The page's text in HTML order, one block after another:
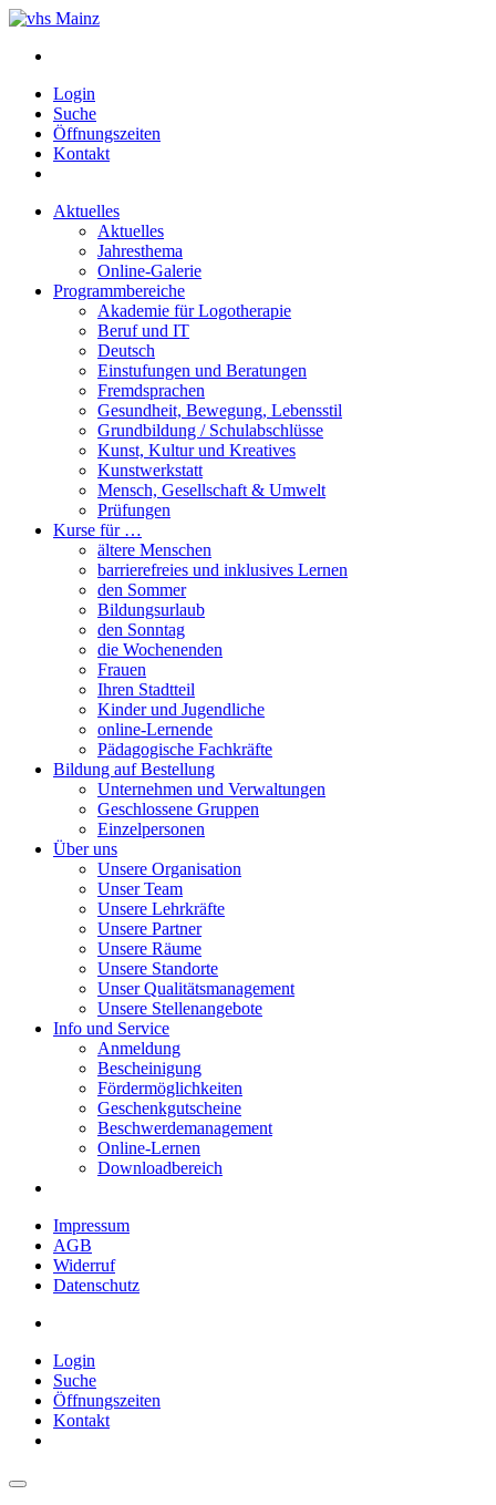
Login
Suche
Öffnungszeiten
Kontakt
Aktuelles
Aktuelles
Jahresthema
Online-Galerie
Programmbereiche
Akademie für Logotherapie
Beruf und IT
Deutsch
Einstufungen und Beratungen
Fremdsprachen
Gesundheit, Bewegung, Lebensstil
Grundbildung / Schulabschlüsse
Kunst, Kultur und Kreatives
Kunstwerkstatt
Mensch, Gesellschaft & Umwelt
Prüfungen
Kurse für …
ältere Menschen
barrierefreies und inklusives Lernen
den Sommer
Bildungsurlaub
den Sonntag
die Wochenenden
Frauen
Ihren Stadtteil
Kinder und Jugendliche
online-Lernende
Pädagogische Fachkräfte
Bildung auf Bestellung
Unternehmen und Verwaltungen
Geschlossene Gruppen
Einzelpersonen
Über uns
Unsere Organisation
Unser Team
Unsere Lehrkräfte
Unsere Partner
Unsere Räume
Unsere Standorte
Unser Qualitätsmanagement
Unsere Stellenangebote
Info und Service
Anmeldung
Bescheinigung
Fördermöglichkeiten
Geschenkgutscheine
Beschwerdemanagement
Online-Lernen
Downloadbereich
Impressum
AGB
Widerruf
Datenschutz
Login
Suche
Öffnungszeiten
Kontakt